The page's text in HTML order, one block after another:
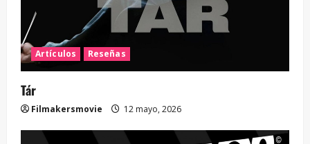
Artículos Reseñas
Tár
Filmakersmovie 12 mayo, 2026